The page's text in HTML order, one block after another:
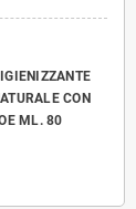
CON
ML. 80